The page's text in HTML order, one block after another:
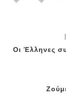
Οι Έλληνες